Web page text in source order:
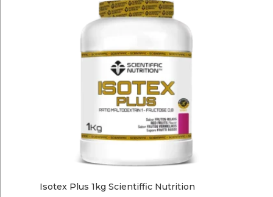
Isotex Plus 1kg Scientiffic Nutrition